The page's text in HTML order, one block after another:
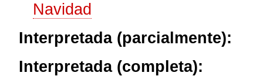
Navidad
Interpretada (parcialmente):
Interpretada (completa):